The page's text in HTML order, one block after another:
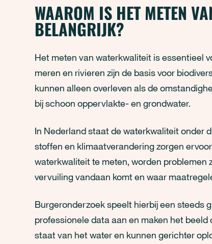
WAAROM IS HET METEN
BELANGRIJK?
Het meten van waterkwaliteit is essentieel
meren en rivieren zijn de basis voor
kunnen alleen overleven als de
bij schoon oppervlakte- en grondwater.
In Nederland staat de waterkwaliteit onder
stoffen en klimaatverandering zorgen
waterkwaliteit te meten, worden problemen
vervuiling vandaan komt en waar
Burgeronderzoek speelt hierbij een steeds
professionele data aan en maken het
staat van het water en kunnen gerichter